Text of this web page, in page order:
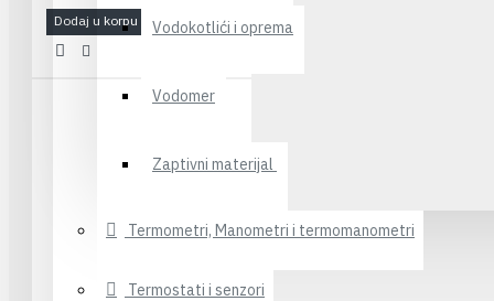
Vodokotlići i oprema
Vodomer
Zaptivni materijal
Termometri, Manometri i termomanometri
Termostati i senzori
Dodaj u korpu